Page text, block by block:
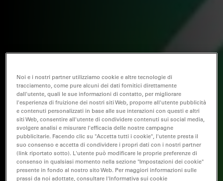
Noi e i nostri partner utilizziamo cookie e altre tecnologie di
tracciamento, come pure alcuni dei dati fornitici direttamente
dall'utente, quali le sue informazioni di contatto, per migliorare
l'esperienza di fruizione dei nostri siti Web, proporre all'utente pubblicità
e contenuti personalizzati in base alle sue interazioni con questi e altri
siti Web, consentire all'utente di condividere contenuti sui social media,
svolgere analisi e misurare l'efficacia delle nostre campagne
pubblicitarie. Facendo clic su "Accetta tutti i cookie", l'utente presta il
suo consenso e accetta di condividere i propri dati con i nostri partner
(link riportato sotto). L'utente può modificare le proprie preferenze di
consenso in qualsiasi momento nella sezione "Impostazioni dei cookie"
presente in fondo al nostro sito Web. Per maggiori informazioni sulle
prassi da noi adottate, consultare l'Informativa sui cookie